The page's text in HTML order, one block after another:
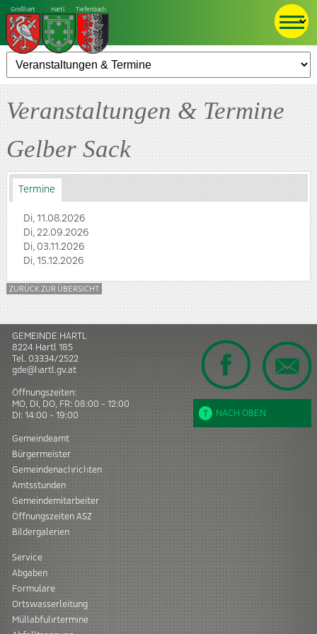
Großhart Hartl Tiefenbach
Veranstaltungen & Termine
Gelber Sack
Termine
Di, 11.08.2026
Di, 22.09.2026
Di, 03.11.2026
Di, 15.12.2026
ZURÜCK ZUR ÜBERSICHT
NACH OBEN
GEMEINDE HARTL
8224 Hartl185
Tel. 03334/2522
gde@hartl.gv.at
Öffnungszeiten:
MO, DI, DO, FR: 08:00 - 12:00
DI: 14:00 - 19:00
Gemeindeamt
Bürgermeister
Gemeindenachrichten
Amtsstunden
Gemeindemitarbeiter
Öffnungszeiten ASZ
Bildergalerien
Service
Abgaben
Formulare
Ortswasserleitung
Müllabfuhrtermine